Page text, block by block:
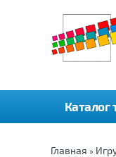
Каталог
Главная »